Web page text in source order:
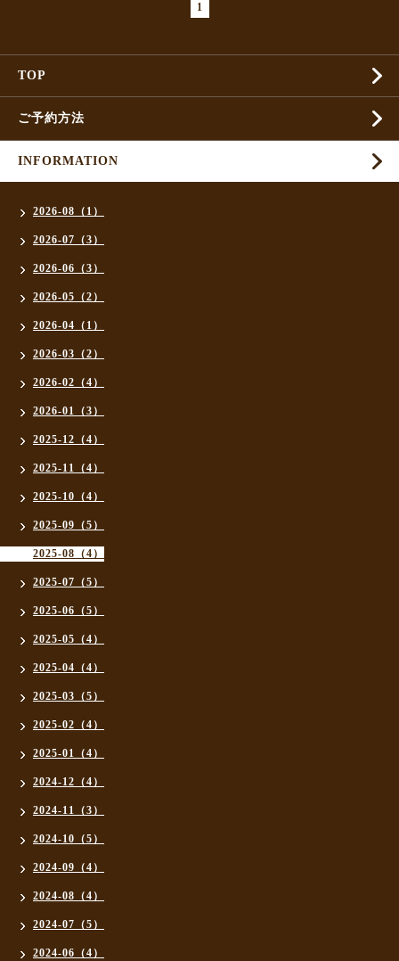
1
TOP
ご予約方法
INFORMATION
2026-08（1）
2026-07（3）
2026-06（3）
2026-05（2）
2026-04（1）
2026-03（2）
2026-02（4）
2026-01（3）
2025-12（4）
2025-11（4）
2025-10（4）
2025-09（5）
2025-08（4）
2025-07（5）
2025-06（5）
2025-05（4）
2025-04（4）
2025-03（5）
2025-02（4）
2025-01（4）
2024-12（4）
2024-11（3）
2024-10（5）
2024-09（4）
2024-08（4）
2024-07（5）
2024-06（4）